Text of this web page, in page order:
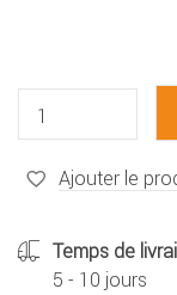
Ajouter le
Temps de
5 - 10 jours